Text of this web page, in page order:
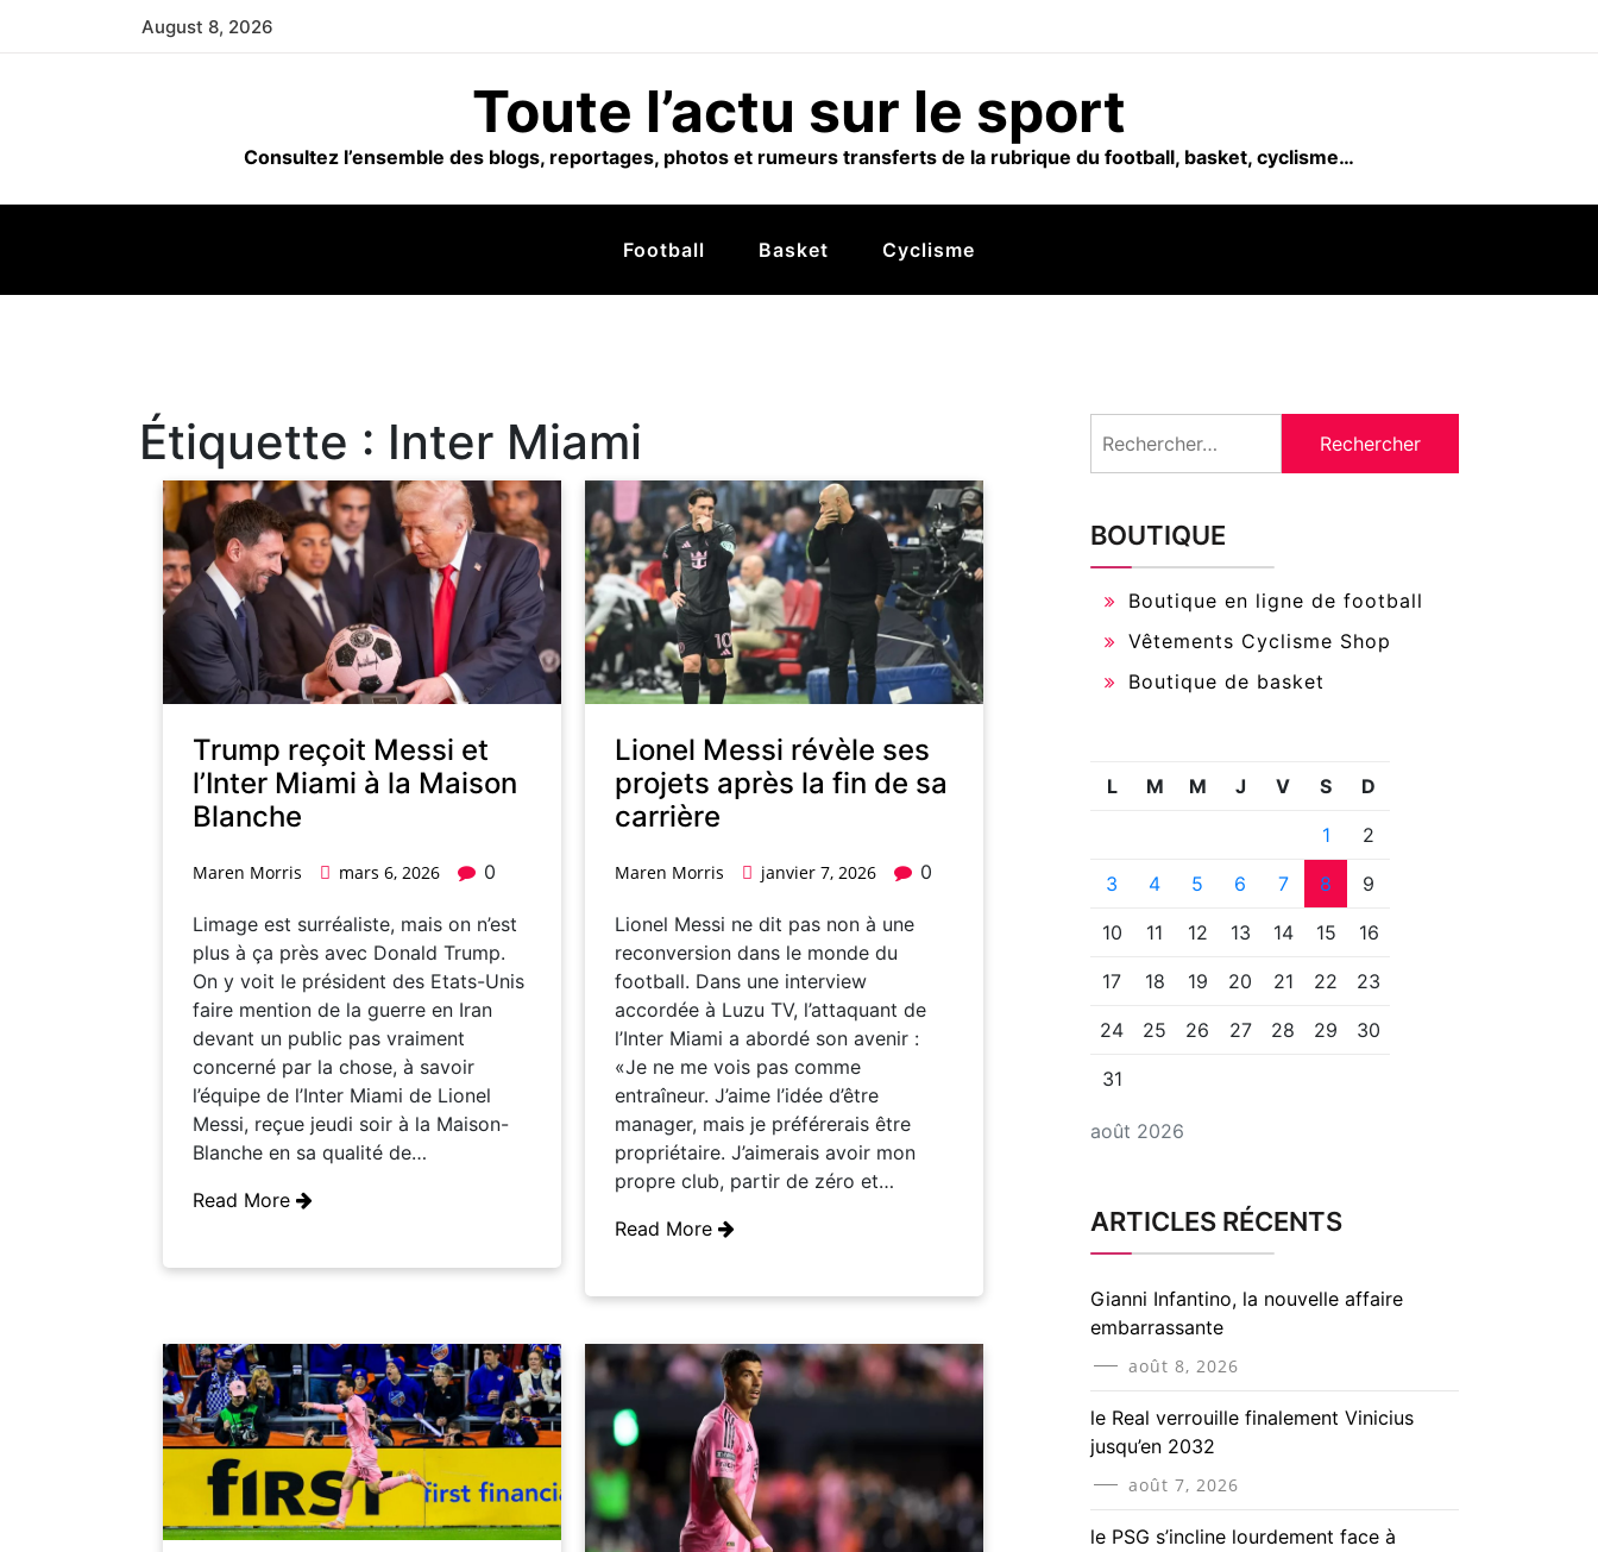
August 8, 2026
Toute l’actu sur le sport
Consultez l’ensemble des blogs, reportages, photos et rumeurs transferts de la rubrique du football, basket, cyclisme…
Football Basket Cyclisme
Étiquette : Inter Miami
Trump reçoit Messi et
l’Inter Miami à la Maison
Blanche
Maren Morris mars 6, 2026 0
Limage est surréaliste, mais on n’est
plus à ça près avec Donald Trump.
On y voit le président des Etats-Unis
faire mention de la guerre en Iran
devant un public pas vraiment
concerné par la chose, à savoir
l’équipe de l’Inter Miami de Lionel
Messi, reçue jeudi soir à la Maison-
Blanche en sa qualité de…
Read More
Lionel Messi révèle ses
projets après la fin de sa
carrière
Maren Morris janvier 7, 2026 0
Lionel Messi ne dit pas non à une
reconversion dans le monde du
football. Dans une interview
accordée à Luzu TV, l’attaquant de
l’Inter Miami a abordé son avenir :
«Je ne me vois pas comme
entraîneur. J’aime l’idée d’être
manager, mais je préférerais être
propriétaire. J’aimerais avoir mon
propre club, partir de zéro et…
Read More
BOUTIQUE
Boutique en ligne de football
Vêtements Cyclisme Shop
Boutique de basket
août 2026
L M M J V S D
1 2
3 4 5 6 7 8 9
10 11 12 13 14 15 16
17 18 19 20 21 22 23
24 25 26 27 28 29 30
31
ARTICLES RÉCENTS
Gianni Infantino, la nouvelle affaire
embarrassante
août 8, 2026
le Real verrouille finalement Vinicius
jusqu’en 2032
août 7, 2026
le PSG s’incline lourdement face à